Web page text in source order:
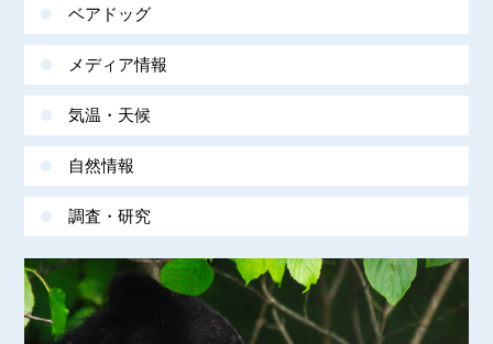
ベアドッグ
メディア情報
気温・天候
自然情報
調査・研究